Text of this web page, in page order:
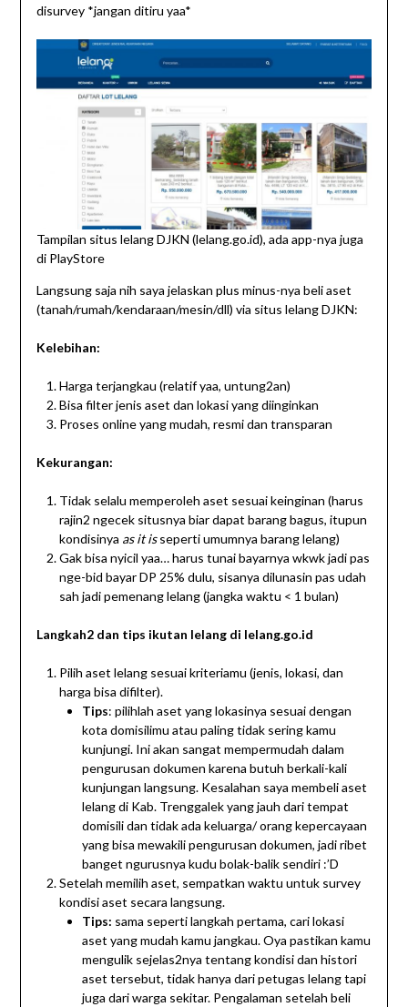
disurvey *jangan ditiru yaa*
Tampilan situs lelang DJKN (lelang.go.id), ada app-nya juga
di PlayStore
Langsung saja nih saya jelaskan plus minus-nya beli aset
(tanah/rumah/kendaraan/mesin/dll) via situs lelang DJKN:
Kelebihan:
Harga terjangkau (relatif yaa, untung2an)
Bisa filter jenis aset dan lokasi yang diinginkan
Proses online yang mudah, resmi dan transparan
Kekurangan:
Tidak selalu memperoleh aset sesuai keinginan (harus
rajin2 ngecek situsnya biar dapat barang bagus, itupun
kondisinya as it isseperti umumnya barang lelang)
Gak bisa nyicil yaa… harus tunai bayarnya wkwk jadi pas
nge-bid bayar DP 25% dulu, sisanya dilunasin pas udah
sah jadi pemenang lelang (jangka waktu < 1 bulan)
Langkah2 dan tips ikutan lelang di lelang.go.id
Pilih aset lelang sesuai kriteriamu (jenis, lokasi, dan
harga bisa difilter).
Tips: pilihlah aset yang lokasinya sesuai dengan
kota domisilimu atau paling tidak sering kamu
kunjungi. Ini akan sangat mempermudah dalam
pengurusan dokumen karena butuh berkali-kali
kunjungan langsung. Kesalahan saya membeli aset
lelang di Kab. Trenggalek yang jauh dari tempat
domisili dan tidak ada keluarga/ orang kepercayaan
yang bisa mewakili pengurusan dokumen, jadi ribet
banget ngurusnya kudu bolak-balik sendiri :’D
Setelah memilih aset, sempatkan waktu untuk survey
kondisi aset secara langsung.
Tips: sama seperti langkah pertama, cari lokasi
aset yang mudah kamu jangkau. Oya pastikan kamu
mengulik sejelas2nya tentang kondisi dan histori
aset tersebut, tidak hanya dari petugas lelang tapi
juga dari warga sekitar. Pengalaman setelah beli